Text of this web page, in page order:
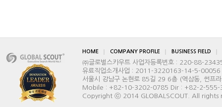
HOME COMPANY PROFILE BUSINESS FIELD
㈜글로벌스카우트 사업자등록번호 : 220-88-
유료직업소개사업 : 2011-3220163-14-5-
서울시 강남구 논현로 85길 29 6층 (역삼동, 썬
Mobile : +82-10-3202-0785 Dir : +82-2-
Copyright ⓒ 2014 GLOBALSCOUT. All rights